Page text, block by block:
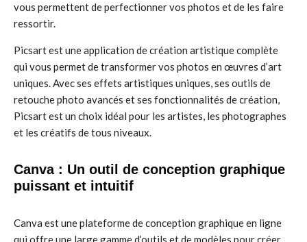
vous permettent de perfectionner vos photos et de les faire
ressortir.
Picsart est une application de création artistique complète
qui vous permet de transformer vos photos en œuvres d’art
uniques. Avec ses effets artistiques uniques, ses outils de
retouche photo avancés et ses fonctionnalités de création,
Picsart est un choix idéal pour les artistes, les photographes
et les créatifs de tous niveaux.
Canva : Un outil de conception graphique
puissant et intuitif
Canva est une plateforme de conception graphique en ligne
qui offre une large gamme d’outils et de modèles pour créer